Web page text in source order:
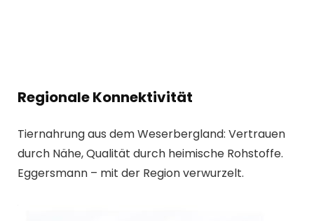
Regionale Konnektivität
Tiernahrung aus dem Weserbergland: Vertrauen
durch Nähe, Qualität durch heimische Rohstoffe.
Eggersmann – mit der Region verwurzelt.